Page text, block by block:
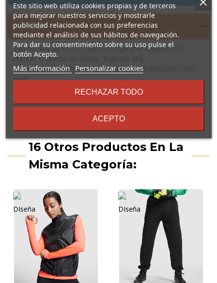
Descripción
Top técnico de mujer. Tejido transpirable. Espalda con
tirantes cruzados de diseño. Sujeción alta.
Composición: 75% poliéster reciclado, 25% elastano , 255
g/m².
Observaciones: * Etiqueta removible. * Tejido técnico.
16 Otros Productos En La
Misma Categoría:
Este sitio web utiliza cookies propias y de terceros
para mejorar nuestros servicios y mostrarle
publicidad relacionada con sus preferencias
mediante el análisis de sus hábitos de navegación.
Para dar su consentimiento sobre su uso pulse el
botón Acepto.
Más información sobre
términos
condiciones
Personalizar cookies
RECHAZAR TODO
ACEPTO